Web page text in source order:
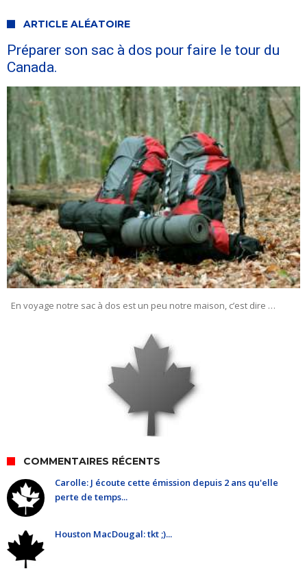
ARTICLE ALÉATOIRE
Préparer son sac à dos pour faire le tour du
Canada.
En voyage notre sac à dos est un peu notre maison, c’est dire …
COMMENTAIRES RÉCENTS
Carolle: J écoute cette émission depuis 2 ans qu'elle
perte de temps...
Houston MacDougal: tkt ;)...